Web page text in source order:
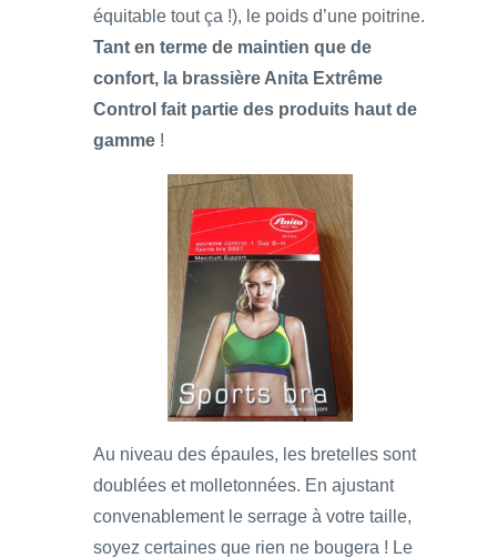
équitable tout ça !), le poids d’une poitrine.
Tant en terme de maintien que de
confort, la brassière Anita Extrême
Control fait partie des produits haut de
gamme !
Au niveau des épaules, les bretelles sont
doublées et molletonnées. En ajustant
convenablement le serrage à votre taille,
soyez certaines que rien ne bougera ! Le